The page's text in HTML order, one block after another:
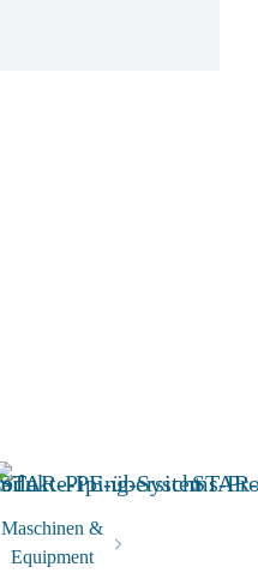
Maschinen &
Equipment